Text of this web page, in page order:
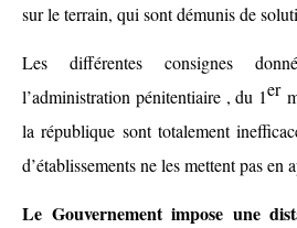
sur le terrain, qui sont démunis de
Les différentes consignes
l’administration pénitentiaire, du 1er
la république sont totalement
d’établissements ne les mettent pas en
Le Gouvernement impose une